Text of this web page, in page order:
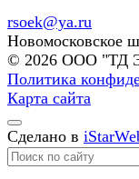
rsoek@ya.ru
Новомосковское
© 2026 ООО "ТД
Политика
Карта сайта
Сделано в